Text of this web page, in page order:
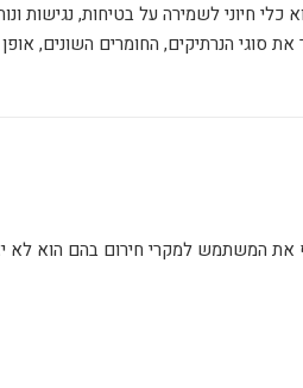
כלי חיוני לשמירה על בטיחות, נגישות
סוגי הנרתיקים, החומרים השונים,
את המשתמש למקרי חירום בהם הוא לא